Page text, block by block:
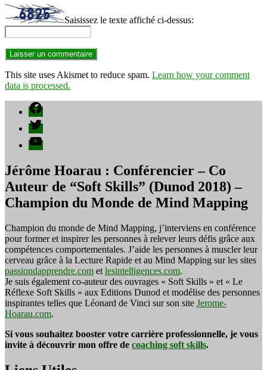
Saisissez le texte affiché ci-dessus:
This site uses Akismet to reduce spam. Learn how your comment
data is processed.
Facebook
Twitter
YouTube
Jérôme Hoarau : Conférencier – Co
Auteur de “Soft Skills” (Dunod 2018) –
Champion du Monde de Mind Mapping
Champion du monde de Mind Mapping, j’interviens en conférence
pour former et inspirer les personnes à relever leurs défis grâce aux
compétences comportementales. J’aide les personnes à muscler leur
cerveau grâce à la Lecture Rapide et au Mind Mapping sur les sites
passiondapprendre.com et lesintelligences.com.
Je suis également co-auteur des ouvrages « Soft Skills » et « Le
Réflexe Soft Skills » aux Editions Dunod et modélise des personnes
inspirantes telles que Léonard de Vinci sur son site Jerome-
Hoarau.com.
Si vous souhaitez booster votre carrière professionnelle, je vous
invite à découvrir mon offre de coaching soft skills.